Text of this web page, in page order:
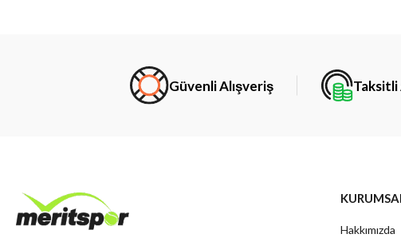
Güvenli Alışveriş Taksitli
Hakkımızda